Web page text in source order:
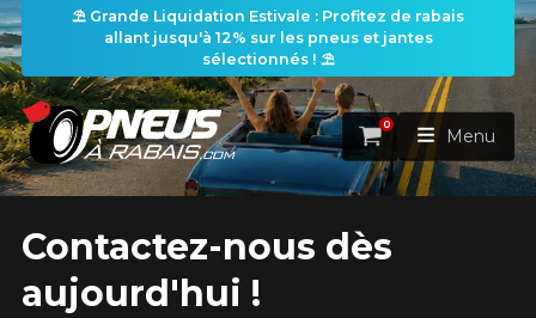
⛱️ Grande Liquidation Estivale : Profitez de rabais
allant jusqu'à 12% sur les pneus et jantes
sélectionnés ! ⛱️
PNEUS
Panier
0
Menu
Contactez-nous dès
aujourd'hui !